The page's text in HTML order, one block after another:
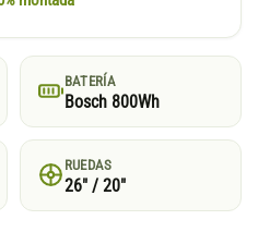
BATERÍA
Bosch 800Wh
RUEDAS
26" / 20"